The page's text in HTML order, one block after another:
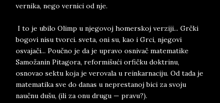
vernika, nego vernici od nje.
I to je ubilo Olimp u njegovoj homerskoj verziji... Grčki
bogovi nisu tvorci. sveta, oni su, kao i Grci, njegovi
osvajači... Poučno je da je upravo osnivač matematike
Samožanin Pitagora, reformišući orfičku doktrinu,
osnovao sektu koja je verovala u reinkarnaciju. Od tada je
matematika sve do danas u neprestanoj bici za svoju
naučnu dušu, (ili za onu drugu — pravu?).